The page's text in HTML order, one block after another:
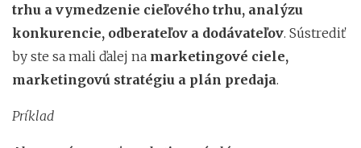
trhu a vymedzenie cieľového trhu, analýzu
konkurencie, odberateľov a dodávateľov. Sústrediť
by ste sa mali ďalej na marketingové ciele,
marketingovú stratégiu a plán predaja.
Príklad